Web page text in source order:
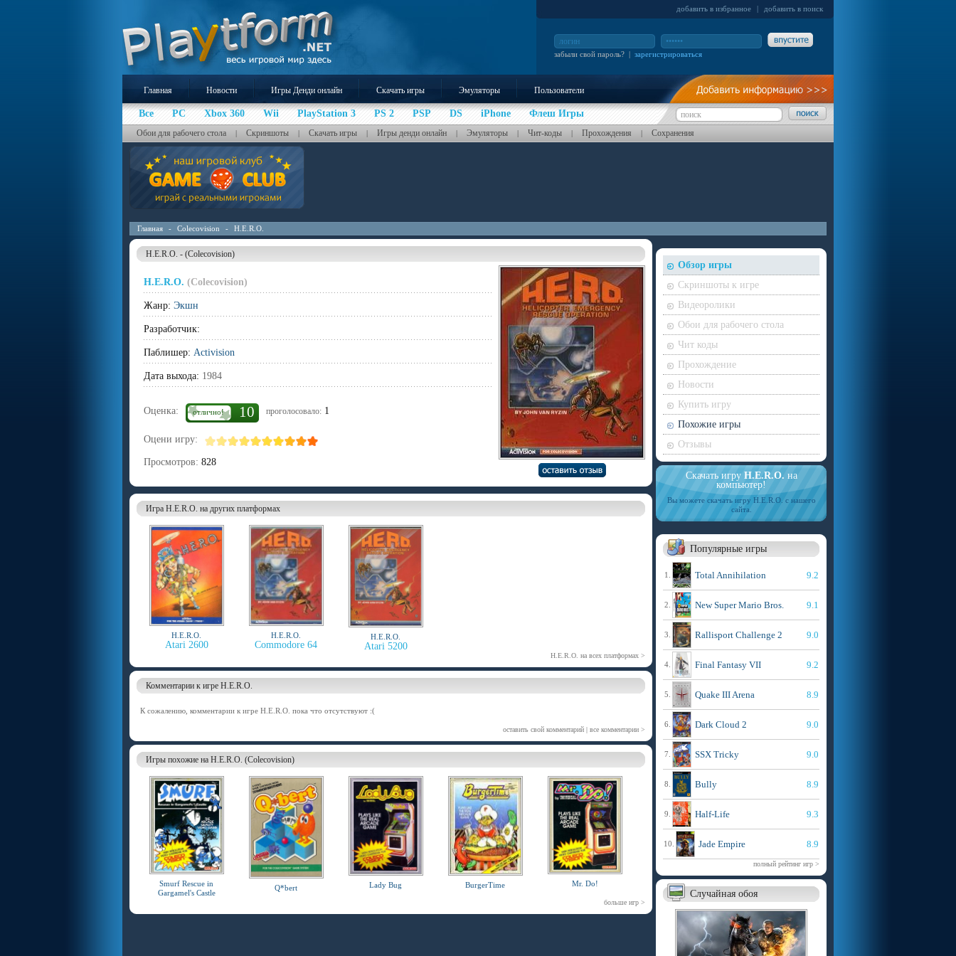
добавить в избранное | добавить в поиск
забыли свой пароль? | зарегистрироваться
Главная Новости Игры Денди онлайн Скачать игры Эмуляторы Пользователи
Все PC Xbox 360 Wii PlayStation 3 PS 2 PSP DS iPhone Флеш Игры
Обои для рабочего стола | Скриншоты | Скачать игры | Игры денди онлайн | Эмуляторы | Чит-коды | Прохождения | Сохранения
Главная - Colecovision - H.E.R.O.
H.E.R.O. - (Colecovision)
H.E.R.O. (Colecovision)
Жанр: Экшн
Разработчик:
Паблишер: Activision
Дата выхода: 1984
Оценка: отлично! 10 проголосовало: 1
Оцени игру:
Просмотров: 828
Игра H.E.R.O. на других платформах
H.E.R.O.
Atari 2600
H.E.R.O.
Commodore 64
H.E.R.O.
Atari 5200
H.E.R.O. на всех платформах >
Комментарии к игре H.E.R.O.
К сожалению, комментарии к игре H.E.R.O. пока что отсутствуют :(
оставить свой комментарий | все комментарии >
Игры похожие на H.E.R.O. (Colecovision)
Smurf Rescue in
Gargamel's Castle
Q*bert Lady Bug BurgerTime Mr. Do!
больше игр >
Обзор игры
Скриншоты к игре
Видеоролики
Обои для рабочего стола
Чит коды
Прохождение
Новости
Купить игру
Похожие игры
Отзывы
Скачать игру H.E.R.O. на
компьютер!
Вы можете скачать игру H.E.R.O. с нашего
сайта.
Популярные игры
1. Total Annihilation 9.2
2. New Super Mario Bros. 9.1
3. Rallisport Challenge 2 9.0
4. Final Fantasy VII 9.2
5. Quake III Arena 8.9
6. Dark Cloud 2 9.0
7. SSX Tricky 9.0
8. Bully 8.9
9. Half-Life 9.3
10. Jade Empire 8.9
полный рейтинг игр >
Случайная обоя